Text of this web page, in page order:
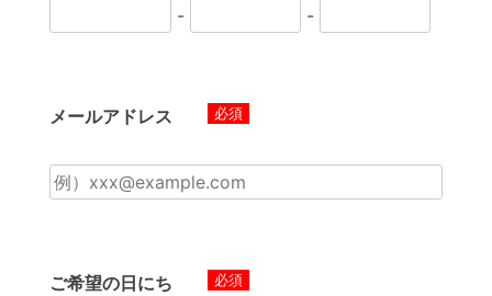
- -
メールアドレス 必須
ご希望の日にち 必須